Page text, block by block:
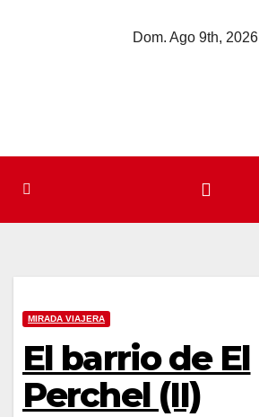
Dom. Ago 9th, 2026
MIRADA VIAJERA
El barrio de El
Perchel (II)